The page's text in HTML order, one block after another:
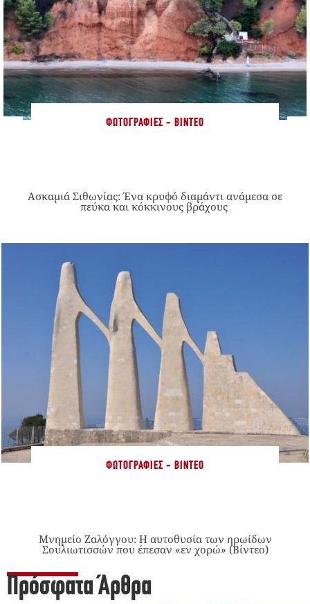
ΦΩΤΟΓΡΑΦΊΕΣ - ΒΊΝΤΕΟ
Ασκαμιά Σιθωνίας: Ένα κρυφό διαμάντι ανάμεσα σε
πεύκα και κόκκινους βράχους
ΦΩΤΟΓΡΑΦΊΕΣ - ΒΊΝΤΕΟ
Μνημείο Ζαλόγγου: Η αυτοθυσία των ηρωίδων
Σουλιωτισσών που έπεσαν «εν χορώ» (Βίντεο)
Πρόσφατα Άρθρα